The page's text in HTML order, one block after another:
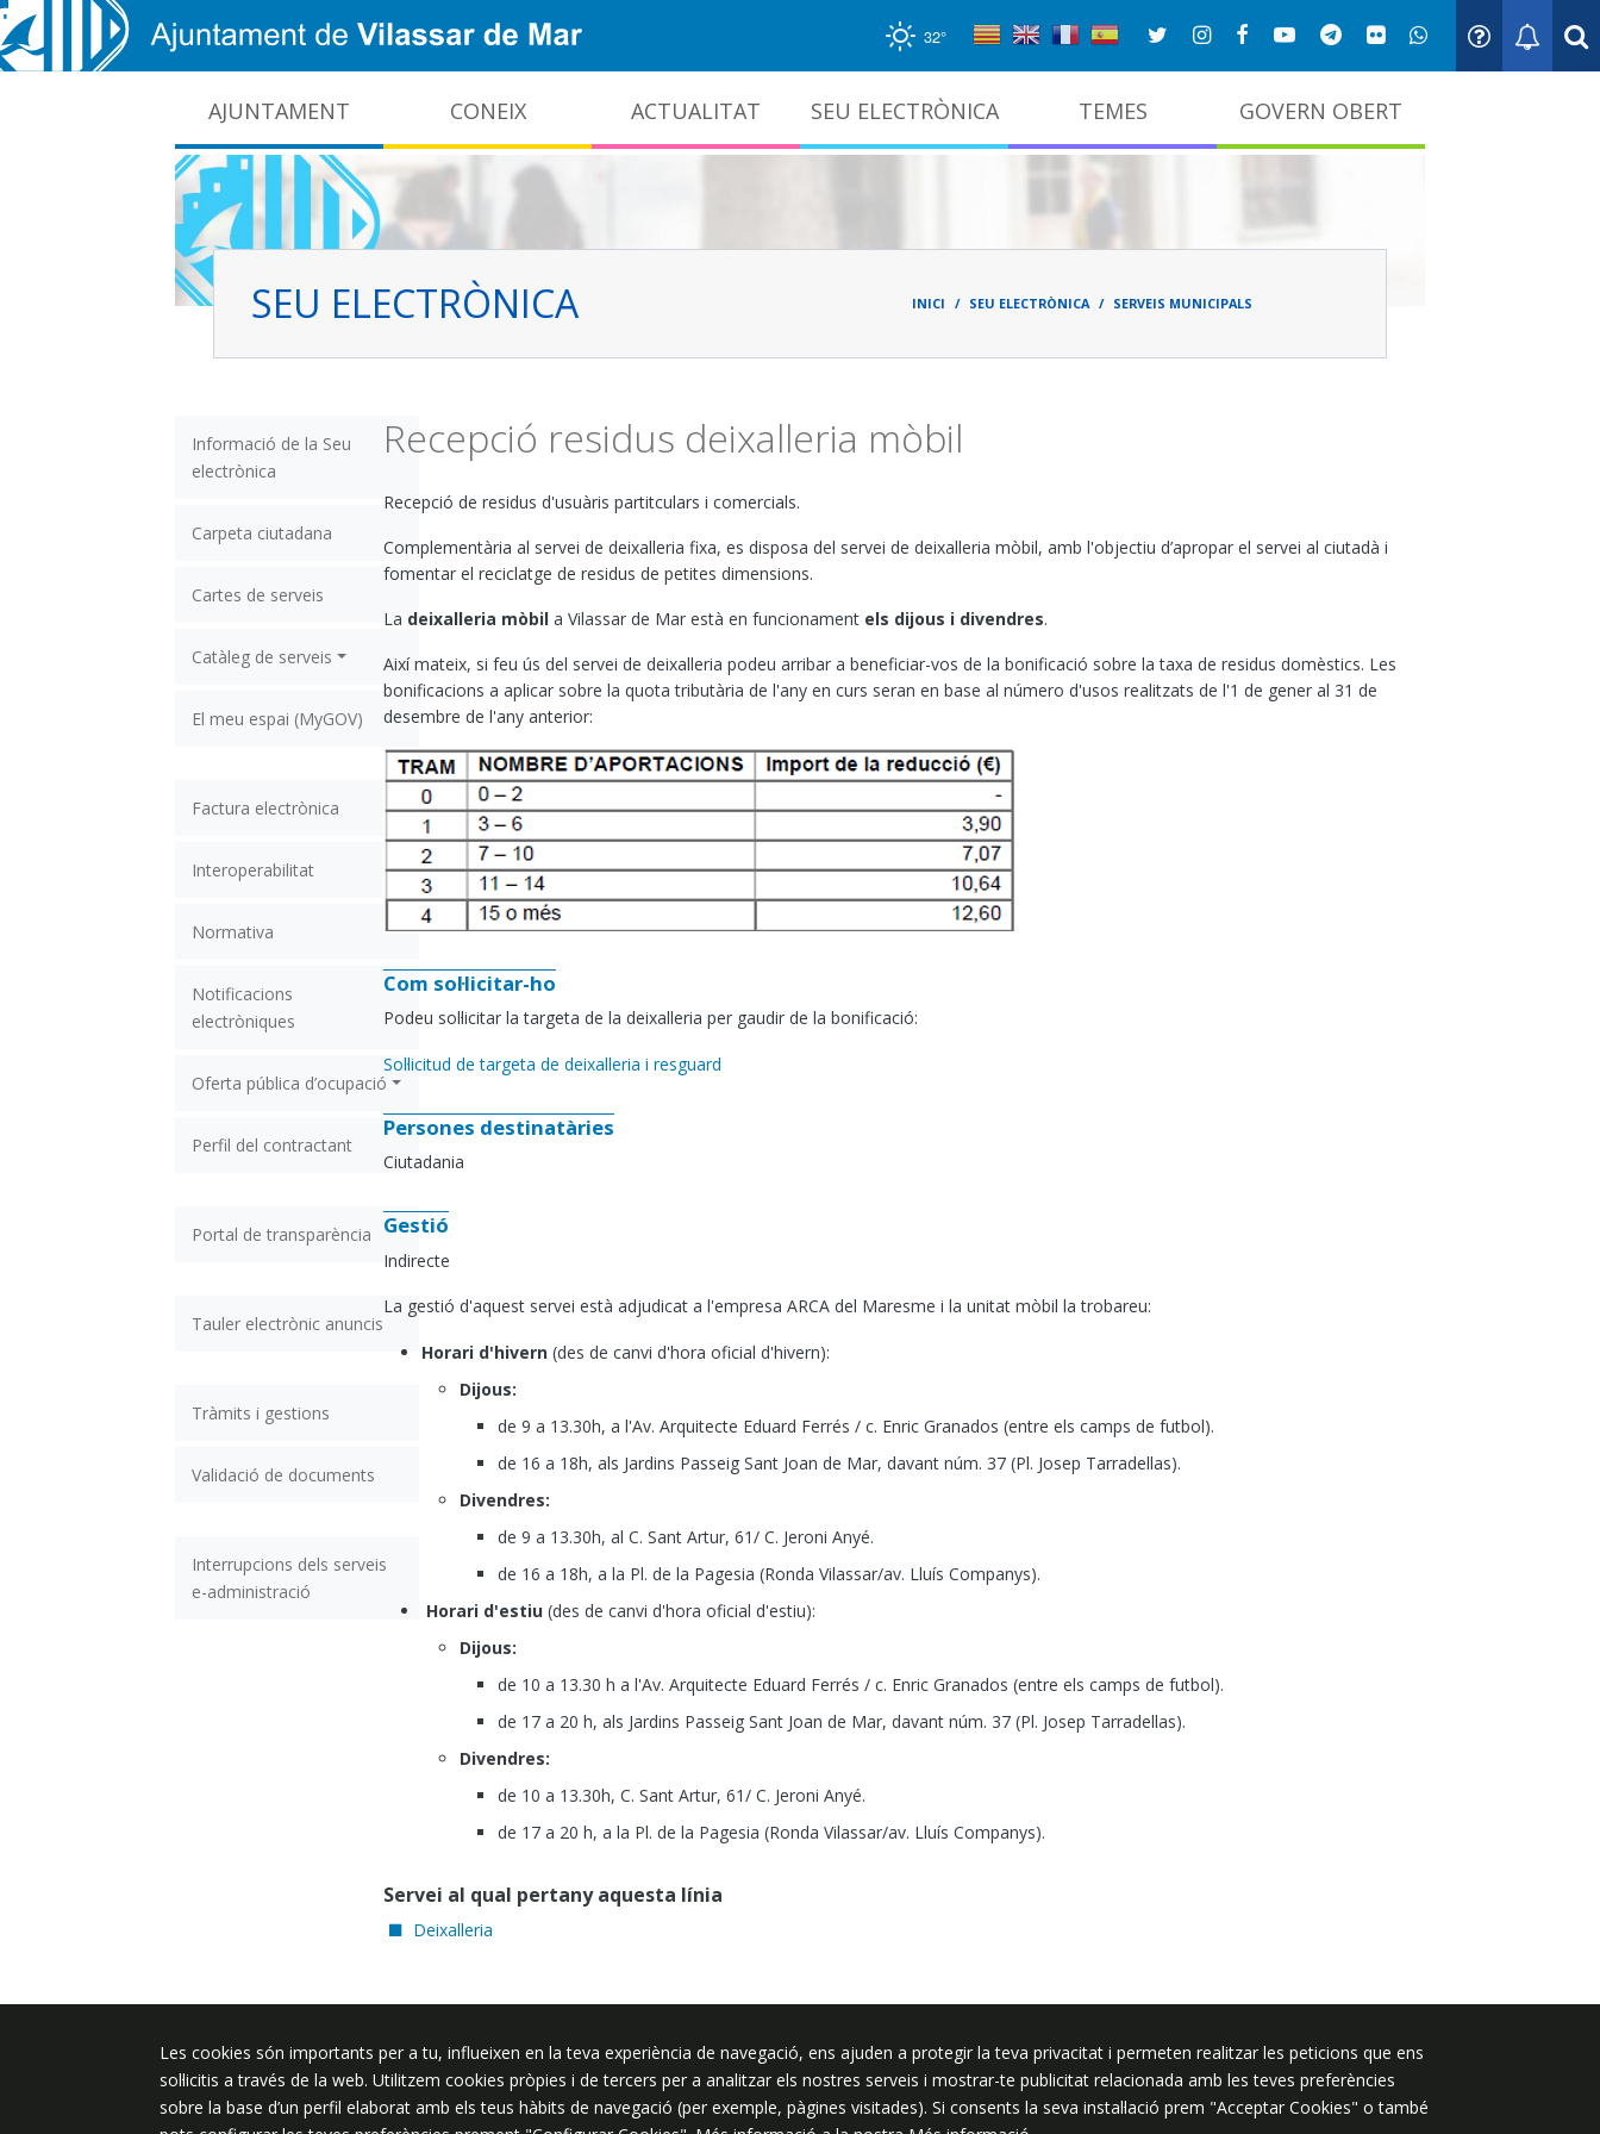
Vés al contingut
32°
AJUNTAMENT CONEIX ACTUALITAT SEU ELECTRÒNICA TEMES GOVERN OBERT
SEU ELECTRÒNICA Fild'ariadna
INICI SEU ELECTRÒNICA SERVEIS MUNICIPALS
Informació de la Seu
electrònica
Carpeta ciutadana
Cartes de serveis
Catàleg de serveis
El meu espai (MyGOV)
Factura electrònica
Interoperabilitat
Normativa
Notificacions
electròniques
Oferta pública d’ocupació
Perfil del contractant
Portal de transparència
Tauler electrònic anuncis
Tràmits i gestions
Validació de documents
Interrupcions dels serveis
e-administració
Recepció residus deixalleria mòbil
Recepció de residus d'usuàris partitculars i comercials.
Complementària al servei de deixalleria fixa, es disposa del servei de deixalleria mòbil, amb l'objectiu d’apropar el servei al ciutadà i
fomentar el reciclatge de residus de petites dimensions.
La deixalleria mòbil a Vilassar de Mar està en funcionament els dijous i divendres.
Així mateix, si feu ús del servei de deixalleria podeu arribar a beneficiar-vos de la bonificació sobre la taxa de residus domèstics. Les
bonificacions a aplicar sobre la quota tributària de l'any en curs seran en base al número d'usos realitzats de l'1 de gener al 31 de
desembre de l'any anterior:
Com sol·licitar-ho
Podeu sol·licitar la targeta de la deixalleria per gaudir de la bonificació:
Sol·licitud de targeta de deixalleria i resguard
Persones destinatàries
Ciutadania
Gestió
Indirecte
La gestió d'aquest servei està adjudicat a l'empresa ARCA del Maresme i la unitat mòbil la trobareu:
Horari d'hivern (des de canvi d'hora oficial d'hivern):
Dijous:
de 9 a 13.30h, a l'Av. Arquitecte Eduard Ferrés / c. Enric Granados (entre els camps de futbol).
de 16 a 18h, als Jardins Passeig Sant Joan de Mar, davant núm. 37 (Pl. Josep Tarradellas).
Divendres:
de 9 a 13.30h, al C. Sant Artur, 61/ C. Jeroni Anyé.
de 16 a 18h, a la Pl. de la Pagesia (Ronda Vilassar/av. Lluís Companys).
Horari d'estiu (des de canvi d'hora oficial d'estiu):
Dijous:
de 10 a 13.30 h a l'Av. Arquitecte Eduard Ferrés / c. Enric Granados (entre els camps de futbol).
de 17 a 20 h, als Jardins Passeig Sant Joan de Mar, davant núm. 37 (Pl. Josep Tarradellas).
Divendres:
de 10 a 13.30h, C. Sant Artur, 61/ C. Jeroni Anyé.
de 17 a 20 h, a la Pl. de la Pagesia (Ronda Vilassar/av. Lluís Companys).
Servei al qual pertany aquesta línia
Deixalleria
Plaça de l'Ajuntament 6, 08340 Vilassar
de Mar
Segueix-nos a:
Les cookies són importants per a tu, influeixen en la teva experiència de navegació, ens ajuden a protegir la teva privacitat i permeten realitzar les peticions que ens
sol·licitis a través de la web. Utilitzem cookies pròpies i de tercers per a analitzar els nostres serveis i mostrar-te publicitat relacionada amb les teves preferències
sobre la base d’un perfil elaborat amb els teus hàbits de navegació (per exemple, pàgines visitades). Si consents la seva instal·lació prem "Acceptar Cookies" o també